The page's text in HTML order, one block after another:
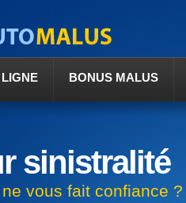
BONUS MALUS
sinistralité
vous fait confiance ?